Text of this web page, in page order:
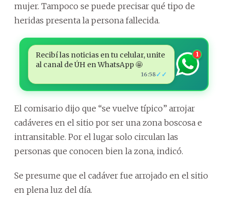
mujer. Tampoco se puede precisar qué tipo de
heridas presenta la persona fallecida.
Recibí las noticias en tu celular, unite
al canal de ÚH en WhatsApp 🤩
16:58✓✓
1
El comisario dijo que “se vuelve típico” arrojar
cadáveres en el sitio por ser una zona boscosa e
intransitable. Por el lugar solo circulan las
personas que conocen bien la zona, indicó.
Se presume que el cadáver fue arrojado en el sitio
en plena luz del día.